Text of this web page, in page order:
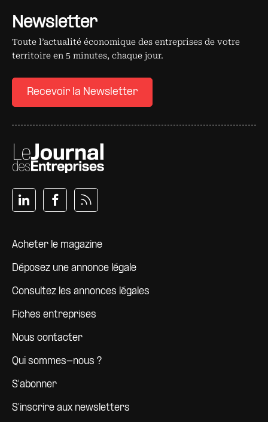
Newsletter
Toute l’actualité économique des entreprises de votre
territoire en 5 minutes, chaque jour.
Recevoir la Newsletter
Pied de page
Acheter le magazine
Déposez une annonce légale
Consultez les annonces légales
Fiches entreprises
Nous contacter
Qui sommes-nous ?
S'abonner
S'inscrire aux newsletters